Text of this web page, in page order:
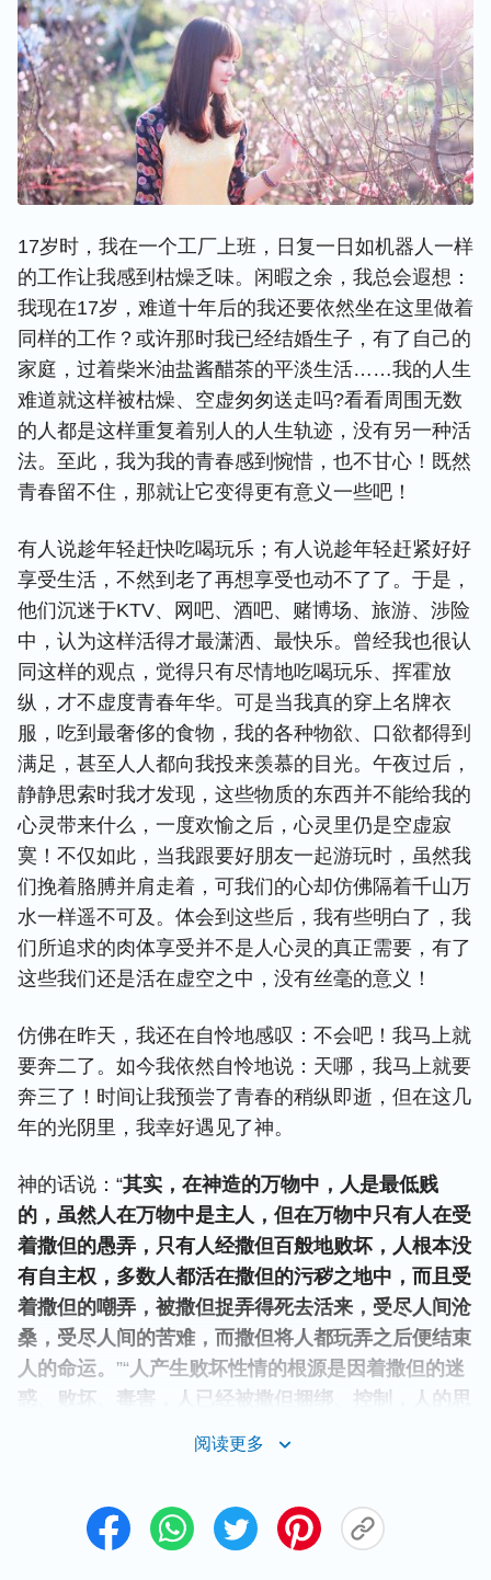
17岁时，我在一个工厂上班，日复一日如机器人一样
的工作让我感到枯燥乏味。闲暇之余，我总会遐想：
我现在17岁，难道十年后的我还要依然坐在这里做着
同样的工作？或许那时我已经结婚生子，有了自己的
家庭，过着柴米油盐酱醋茶的平淡生活……我的人生
难道就这样被枯燥、空虚匆匆送走吗?看看周围无数
的人都是这样重复着别人的人生轨迹，没有另一种活
法。至此，我为我的青春感到惋惜，也不甘心！既然
青春留不住，那就让它变得更有意义一些吧！
有人说趁年轻赶快吃喝玩乐；有人说趁年轻赶紧好好
享受生活，不然到老了再想享受也动不了了。于是，
他们沉迷于KTV、网吧、酒吧、赌博场、旅游、涉险
中，认为这样活得才最潇洒、最快乐。曾经我也很认
同这样的观点，觉得只有尽情地吃喝玩乐、挥霍放
纵，才不虚度青春年华。可是当我真的穿上名牌衣
服，吃到最奢侈的食物，我的各种物欲、口欲都得到
满足，甚至人人都向我投来羡慕的目光。午夜过后，
静静思索时我才发现，这些物质的东西并不能给我的
心灵带来什么，一度欢愉之后，心灵里仍是空虚寂
寞！不仅如此，当我跟要好朋友一起游玩时，虽然我
们挽着胳膊并肩走着，可我们的心却仿佛隔着千山万
水一样遥不可及。体会到这些后，我有些明白了，我
们所追求的肉体享受并不是人心灵的真正需要，有了
这些我们还是活在虚空之中，没有丝毫的意义！
仿佛在昨天，我还在自怜地感叹：不会吧！我马上就
要奔二了。如今我依然自怜地说：天哪，我马上就要
奔三了！时间让我预尝了青春的稍纵即逝，但在这几
年的光阴里，我幸好遇见了神。
神的话说：“其实，在神造的万物中，人是最低贱
的，虽然人在万物中是主人，但在万物中只有人在受
着撒但的愚弄，只有人经撒但百般地败坏，人根本没
有自主权，多数人都活在撒但的污秽之地中，而且受
着撒但的嘲弄，被撒但捉弄得死去活来，受尽人间沧
桑，受尽人间的苦难，而撒但将人都玩弄之后便结束
人的命运。 ”“人产生败坏性情的根源是因着撒但的迷
惑、败坏、毒害，人已经被撒但捆绑、控制，人的思
想、人的道德、人的见识、人的理智都严重遭到撒但
”看了神的话我明白了，我们之所以活得这么
虚空痛苦，都是因为我们被撒但败坏了，不知不觉便
阅读更多